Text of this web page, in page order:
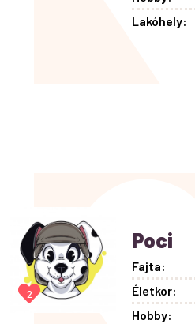
Lakóhely:
2
Poci
Fajta:
Életkor:
Hobby: